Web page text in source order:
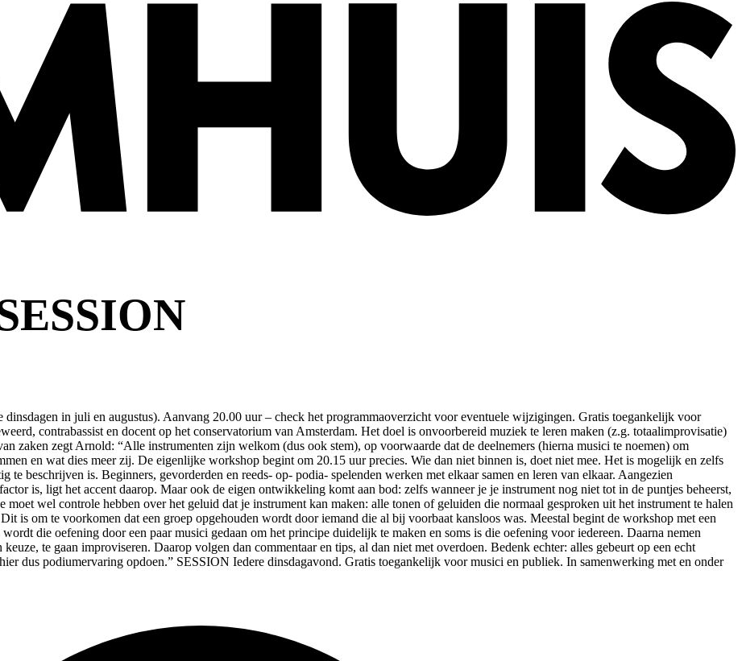
in juli en augustus). Aanvang 20.00 uur – check het programmaoverzicht voor eventuele wijzigingen. Gratis toegankelijk voor
contrabassist en docent op het conservatorium van Amsterdam. Het doel is onvoorbereid muziek te leren maken (z.g. totaalimprovisatie)
zaken zegt Arnold: “Alle instrumenten zijn welkom (dus ook stem), op voorwaarde dat de deelnemers (hierna musici te noemen) om
en wat dies meer zij. De eigenlijke workshop begint om 20.15 uur precies. Wie dan niet binnen is, doet niet mee. Het is mogelijk en zelfs
te beschrijven is. Beginners, gevorderden en reeds- op- podia- spelenden werken met elkaar samen en leren van elkaar. Aangezien
is, ligt het accent daarop. Maar ook de eigen ontwikkeling komt aan bod: zelfs wanneer je je instrument nog niet tot in de puntjes beheerst,
wel controle hebben over het geluid dat je instrument kan maken: alle tonen of geluiden die normaal gesproken uit het instrument te halen
is om te voorkomen dat een groep opgehouden wordt door iemand die al bij voorbaat kansloos was. Meestal begint de workshop met een
die oefening door een paar musici gedaan om het principe duidelijk te maken en soms is die oefening voor iedereen. Daarna nemen
te gaan improviseren. Daarop volgen dan commentaar en tips, al dan niet met overdoen. Bedenk echter: alles gebeurt op een echt
dus podiumervaring opdoen.” SESSION Iedere dinsdagavond. Gratis toegankelijk voor musici en publiek. In samenwerking met en onder